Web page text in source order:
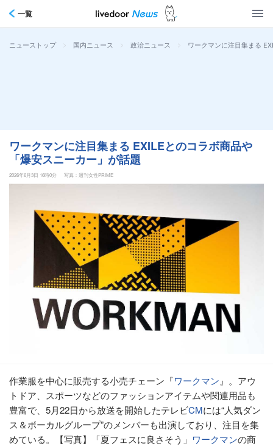
一覧
ニューストップ > 国内ニュース > 政治ニュース > ワークマンに注目集まる
ワークマンに注目集まる EXILEとのコラボ商品や
「爆安スニーカー」が話題
2026年6月3日 16時0分 写真：週刊女性PRIME
作業服を中心に販売する小売チェーン『ワークマン 』。アウ
トドア、スポーツなどのファッションアイテムや関連用品も
豊富で、5月22日から放送を開始したテレビCMには“人気ダン
ス＆ボーカルグループ”のメンバーも出演しており、注目を集
めている。【写真】「夏フェスに良さそう」 ワークマンの商